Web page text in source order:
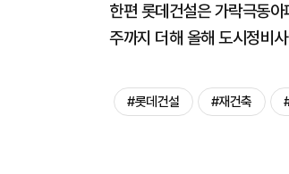
한편 롯데건설은 가락극동
주까지 더해 올해 도시정비
#롯데건설 #재건축